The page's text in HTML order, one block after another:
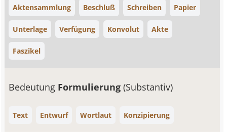
Aktensammlung Beschluß Schreiben Papier
Unterlage Verfügung Konvolut Akte
Faszikel
Bedeutung Formulierung(Substantiv)
Text Entwurf Wortlaut Konzipierung